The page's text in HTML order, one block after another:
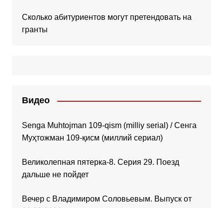
Сколько абитуриентов могут претендовать на
гранты
Видео
Senga Muhtojman 109-qism (milliy serial) / Сенга
Муҳтожман 109-қисм (миллий сериал)
Великолепная пятерка-8. Серия 29. Поезд
дальше не пойдет
Вечер с Владимиром Соловьевым. Выпуск от